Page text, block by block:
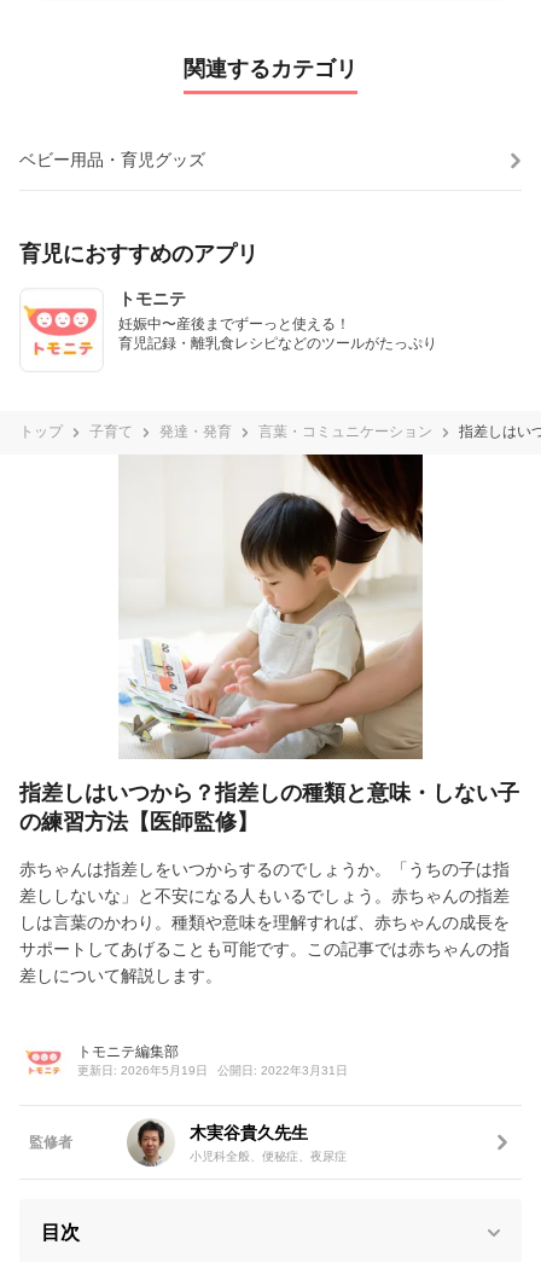
関連するカテゴリ
ベビー用品・育児グッズ
育児におすすめのアプリ
トモニテ
妊娠中〜産後までずーっと使える！
育児記録・離乳食レシピなどのツールがたっぷり
トップ 子育て 発達・発育 言葉・コミュニケーション 指差しはい
指差しはいつから？指差しの種類と意味・しない子
の練習方法【医師監修】
赤ちゃんは指差しをいつからするのでしょうか。「うちの子は指
差ししないな」と不安になる人もいるでしょう。赤ちゃんの指差
しは言葉のかわり。種類や意味を理解すれば、赤ちゃんの成長を
サポートしてあげることも可能です。この記事では赤ちゃんの指
差しについて解説します。
トモニテ編集部
更新日: 2026年5月19日 公開日: 2022年3月31日
監修者 木実谷貴久先生
小児科全般、便秘症、夜尿症
目次